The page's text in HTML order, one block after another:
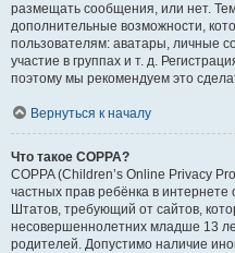
размещать сообщения, или нет.
дополнительные возможности,
пользователям: аватары, личные
участие в группах и т. д.
поэтому мы рекомендуем это
Вернуться к началу
Что такое COPPA?
COPPA (Children’s Online Privacy
частных прав ребёнка в
Штатов, требующий от сайтов,
несовершеннолетних младше 13
родителей. Допустимо наличие